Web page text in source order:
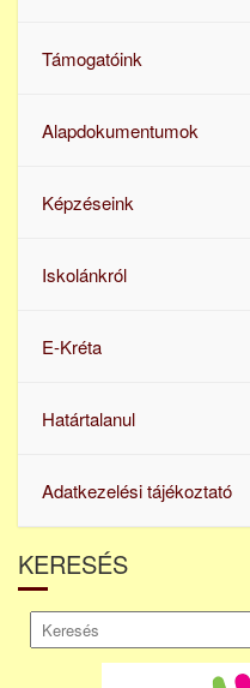
Támogatóink
Alapdokumentumok
Képzéseink
Iskolánkról
E-Kréta
Határtalanul
Adatkezelési tájékoztató
KERESÉS